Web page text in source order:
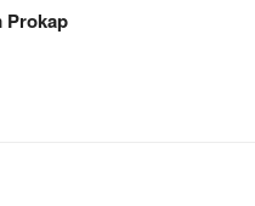
Prokap